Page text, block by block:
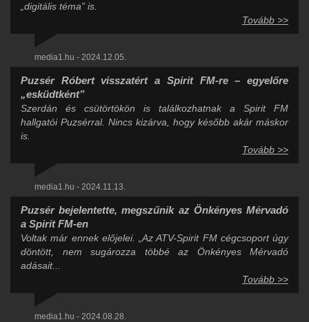
„digitális téma” is.
Tovább >>
media1.hu - 2024.12.05.
Puzsér Róbert visszatért a Spirit FM-re – egyelőre
„esküdtként”
Szerdán és csütörtökön is találkozhatnak a Spirit FM
hallgatói Puzsérral. Nincs kizárva, hogy később akár máskor
is.
Tovább >>
media1.hu - 2024.11.13.
Puzsér bejelentette, megszűnik az Önkényes Mérvadó
a Spirit FM-en
Voltak már ennek előjelei. „Az ATV-Spirit FM cégcsoport úgy
döntött, nem sugározza többé az Önkényes Mérvadó
adásait...
Tovább >>
media1.hu - 2024.08.28.